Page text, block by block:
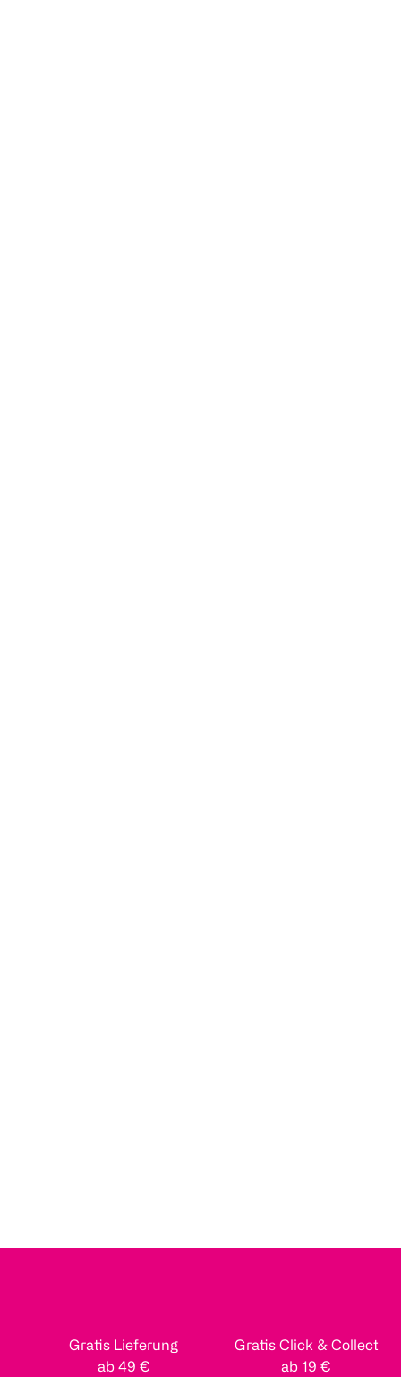
Gratis Lieferung
ab 49 €
Gratis Click & Collect
ab 19 €